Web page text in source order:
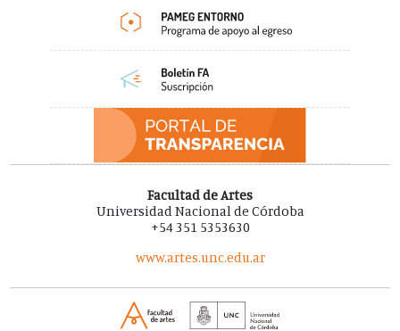
Facultad de Artes
Universidad Nacional de Córdoba
+54 351 5353630
www.artes.unc.edu.ar